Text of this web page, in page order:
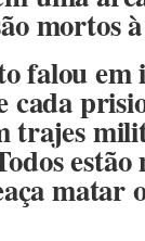
mortos
falou em
cada
trajes
estão
matar